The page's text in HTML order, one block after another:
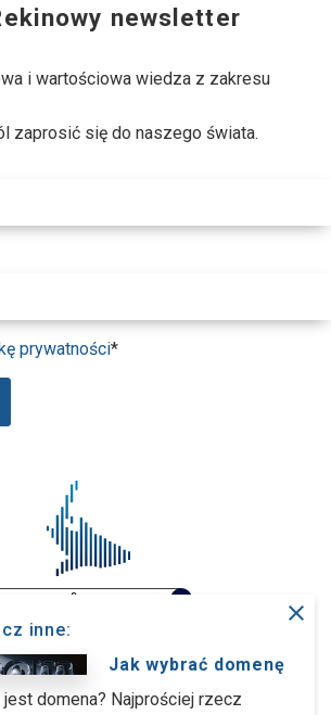
newsletter
i wartościowa wiedza z zakresu
zaprosić się do naszego świata.
prywatności*
z Wrocławia
inne:
close
Jak wybrać domenę
jest domena? Najprościej rzecz